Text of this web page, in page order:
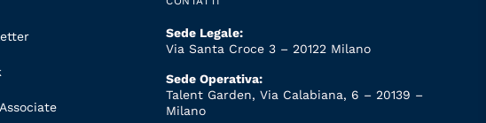
Sede Legale:
Via Santa Croce 3 – 20122 Milano
Sede Operativa:
Talent Garden, Via Calabiana, 6 – 20139 –
Milano